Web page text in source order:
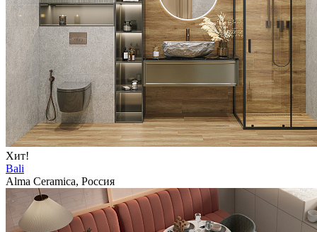
Хит!
Bali
Alma Ceramica, Россия